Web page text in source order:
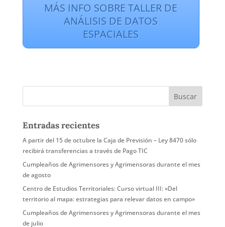
MÁS INFO SOBRE TALLER DE
ANÁLISIS DE DATOS
ESPACIALES
Entradas recientes
A partir del 15 de octubre la Caja de Previsión – Ley 8470 sólo
recibirá transferencias a través de Pago TIC
Cumpleaños de Agrimensores y Agrimensoras durante el mes
de agosto
Centro de Estudios Territoriales: Curso virtual III: «Del
territorio al mapa: estrategias para relevar datos en campo»
Cumpleaños de Agrimensores y Agrimensoras durante el mes
de julio